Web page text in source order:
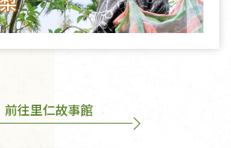
前往里仁故事館